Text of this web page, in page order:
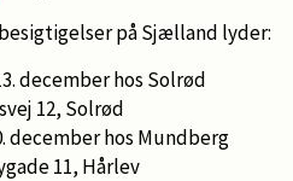
på Sjælland lyder:
december hos Solrød
12, Solrød
december hos Mundberg
11, Hårlev